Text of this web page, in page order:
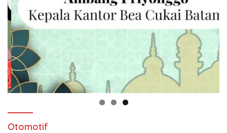
Otomotif